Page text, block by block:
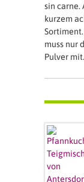
sin carne.
kurzem
muss nur
Pulver